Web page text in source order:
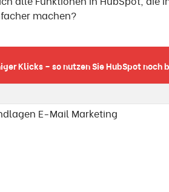
machen?